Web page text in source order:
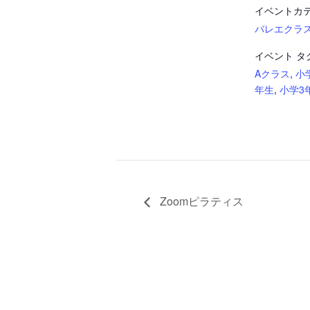
イベントカ
バレエクラ
イベント タ
Aクラス, 小
年生, 小学3
Zoomピラティス